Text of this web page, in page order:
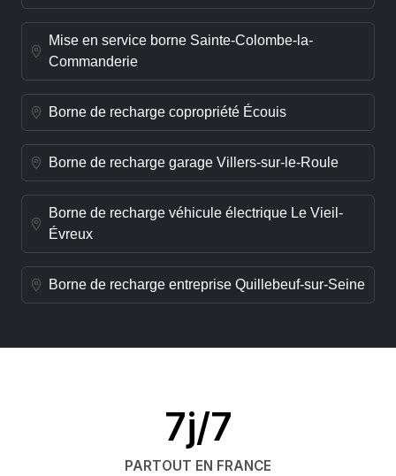
Mise en service borne Sainte-Colombe-la-
Commanderie
Borne de recharge copropriété Écouis
Borne de recharge garage Villers-sur-le-Roule
Borne de recharge véhicule électrique Le Vieil-
Évreux
Borne de recharge entreprise Quillebeuf-sur-Seine
7j/7
PARTOUT EN FRANCE